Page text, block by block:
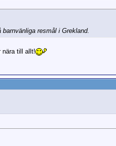
resmål i Grekland.
nära till allt!